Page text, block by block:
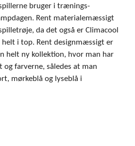
bruger i trænings-
Rent materialemæssigt
da det også er Climacool
i top. Rent designmæssigt er
helt ny kollektion, hvor man har
farverne, således at man
mørkeblå og lyseblå i